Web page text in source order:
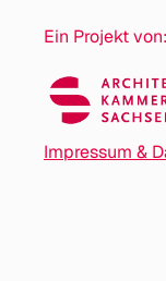
Ein Projekt von:
Impressum &